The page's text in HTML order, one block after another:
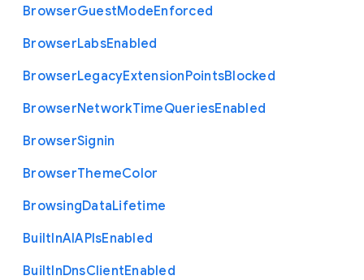
BrowserGuestModeEnforced
BrowserLabsEnabled
BrowserLegacyExtensionPointsBlocked
BrowserNetworkTimeQueriesEnabled
BrowserSignin
BrowserThemeColor
BrowsingDataLifetime
BuiltInAIAPIsEnabled
BuiltInDnsClientEnabled